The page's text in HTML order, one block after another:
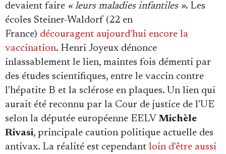
devaient faire « leurs maladies infantiles ». Les
écoles Steiner-Waldorf (22 en
France) découragent aujourd'hui encore la
vaccination. Henri Joyeux dénonce
inlassablement le lien, maintes fois démenti par
des études scientifiques, entre le vaccin contre
l'hépatite B et la sclérose en plaques. Un lien qui
aurait été reconnu par la Cour de justice de l'UE
selon la députée européenne EELV Michèle
Rivasi, principale caution politique actuelle des
antivax. La réalité est cependant loin d'être aussi